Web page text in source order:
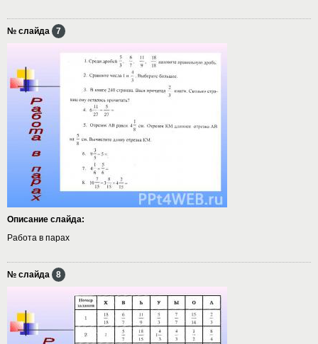
№ слайда 7
Описание слайда:
Работа в парах
№ слайда 8